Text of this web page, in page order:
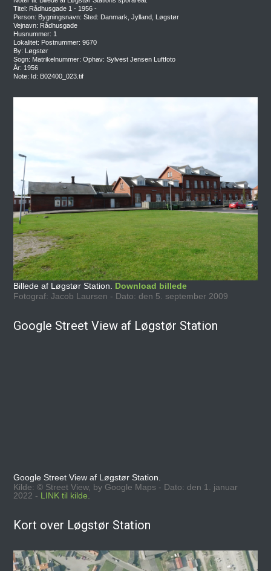
Titel: Rådhusgade 1 - 1956 -
Person: Bygningsnavn: Sted: Danmark, Jylland, Løgstør
Vejnavn: Rådhusgade
Husnummer: 1
Lokalitet: Postnummer: 9670
By: Løgstør
Sogn: Matrikelnummer: Ophav: Sylvest Jensen Luftfoto
År: 1956
Note: Id: B02400_023.tif
Billede af Løgstør Station. Download billede
Fotograf: Jacob Laursen - Dato: den 5. september 2009
Google Street View af Løgstør Station
Google Street View af Løgstør Station.
Kilde: © Street View, by Google Maps - Dato: den 1. januar
2022 - LINK til kilde.
Kort over Løgstør Station